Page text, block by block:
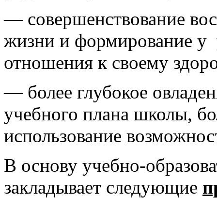
— совершенствование
жизни и формирование у
отношения к своему
— более глубокое
учебного плана школы,
использование
В основу учебно-
закладывает следующие